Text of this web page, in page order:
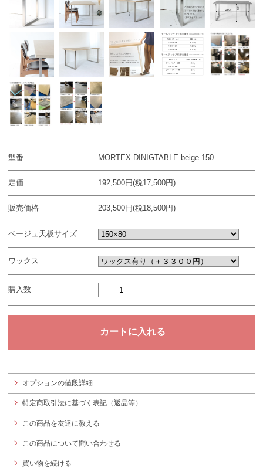
型番 MORTEX DINIGTABLE beige 150
定価 192,500円(税17,500円)
販売価格 203,500円(税18,500円)
ベージュ天板サイズ
ワックス
購入数
オプションの値段詳細
特定商取引法に基づく表記（返品等）
この商品を友達に教える
この商品について問い合わせる
買い物を続ける